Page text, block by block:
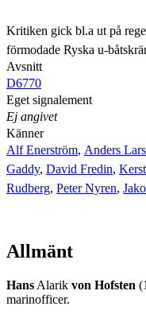
Kritiken gick bl.a ut på
förmodade Ryska u-
Avsnitt
D6770
Eget signalement
Ej angivet
Känner
Alf Enerström, Anders
Gaddy, David Fredin,
Rudberg, Peter Nyren,
Allmänt
Hans Alarik von Hofsten
marinofficer.